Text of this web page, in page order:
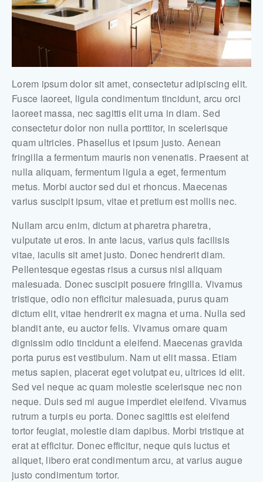
Lorem ipsum dolor sit amet, consectetur adipiscing elit.
Fusce laoreet, ligula condimentum tincidunt, arcu orci
laoreet massa, nec sagittis elit urna in diam. Sed
consectetur dolor non nulla porttitor, in scelerisque
quam ultricies. Phasellus et ipsum justo. Aenean
fringilla a fermentum mauris non venenatis. Praesent at
nulla aliquam, fermentum ligula a eget, fermentum
metus. Morbi auctor sed dui et rhoncus. Maecenas
varius suscipit ipsum, vitae et pretium est mollis nec.
Nullam arcu enim, dictum at pharetra pharetra,
vulputate ut eros. In ante lacus, varius quis facilisis
vitae, iaculis sit amet justo. Donec hendrerit diam.
Pellentesque egestas risus a cursus nisl aliquam
malesuada. Donec suscipit posuere fringilla. Vivamus
tristique, odio non efficitur malesuada, purus quam
dictum elit, vitae hendrerit ex magna et urna. Nulla sed
blandit ante, eu auctor felis. Vivamus ornare quam
dignissim odio tincidunt a eleifend. Maecenas gravida
porta purus est vestibulum. Nam ut elit massa. Etiam
metus sapien, placerat eget volutpat eu, ultrices id elit.
Sed vel neque ac quam molestie scelerisque nec non
neque. Duis sed mi augue imperdiet eleifend. Vivamus
rutrum a turpis eu porta. Donec sagittis est eleifend
tortor feugiat, molestie diam dapibus. Morbi tristique at
erat at efficitur. Donec efficitur, neque quis luctus et
aliquet, libero erat condimentum arcu, at varius augue
justo condimentum tortor.